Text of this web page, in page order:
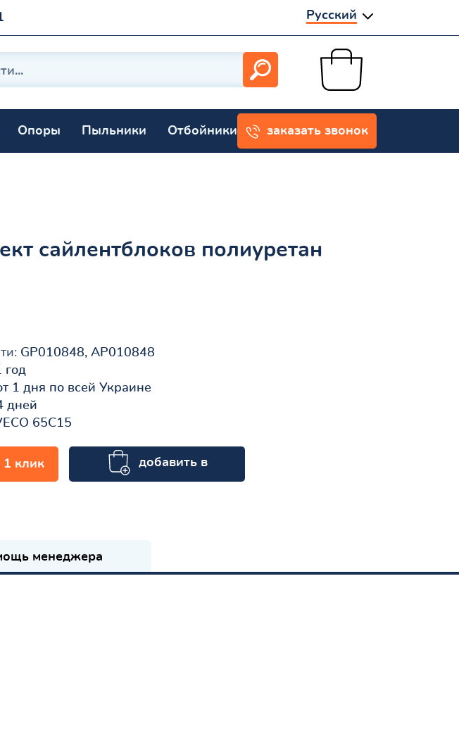
Русский
Опоры Пыльники Отбойники заказать звонок
сайлентблоков полиуретан
GP010848, AP010848
год
1 дня по всей Украине
дней
65C15
1 клик
добавить в
корзину
менеджера